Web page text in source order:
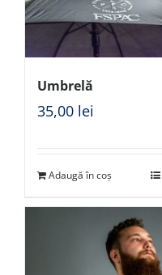
Umbrelă
35,00 lei
Adaugă în coș